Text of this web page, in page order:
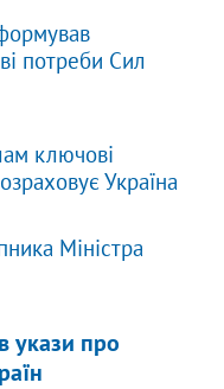
потреби Сил
ключові
Україна
Міністра
укази про